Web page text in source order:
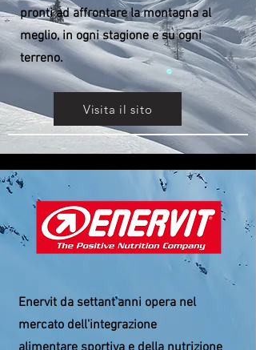
pronti ad affrontare la montagna al
meglio, in ogni stagione e su ogni
terreno.
Visita il sito
Enervit da settant'anni opera nel
mercato dell'integrazione